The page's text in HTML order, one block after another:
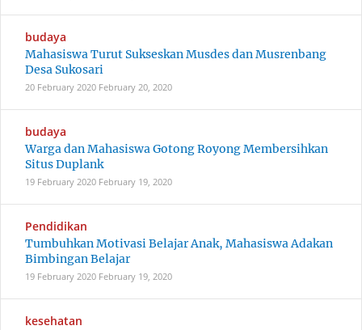
budaya
Mahasiswa Turut Sukseskan Musdes dan Musrenbang
Desa Sukosari
20 February 2020 February 20, 2020
budaya
Warga dan Mahasiswa Gotong Royong Membersihkan
Situs Duplank
19 February 2020 February 19, 2020
Pendidikan
Tumbuhkan Motivasi Belajar Anak, Mahasiswa Adakan
Bimbingan Belajar
19 February 2020 February 19, 2020
kesehatan